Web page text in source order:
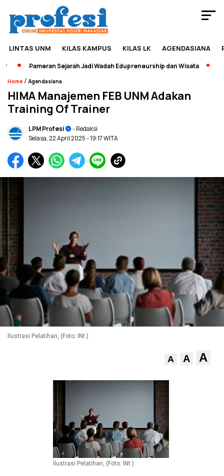
LINTAS UNM KILAS KAMPUS KILAS LK AGENDASIANA
Pameran Sejarah Jadi Wadah Edupreneurship dan Wisata
Home /Agendasiana
HIMA Manajemen FEB UNM Adakan
Training Of Trainer
LPM Profesi
- Redaksi
Selasa, 22 April 2025- 19:17 WITA
Ilustrasi Pelatihan, (Foto: INt.)
A A A
Ilustrasi Pelatihan, (Foto: INt.)